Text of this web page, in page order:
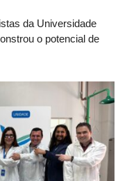
da Universidade
o potencial de